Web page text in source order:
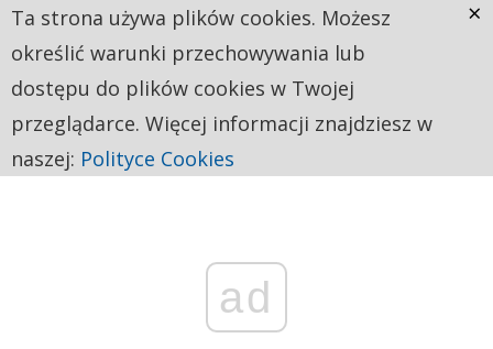
ad
Ta strona używa plików cookies. Możesz
określić warunki przechowywania lub
dostępu do plików cookies w Twojej
przeglądarce. Więcej informacji znajdziesz w
naszej: Polityce Cookies
×